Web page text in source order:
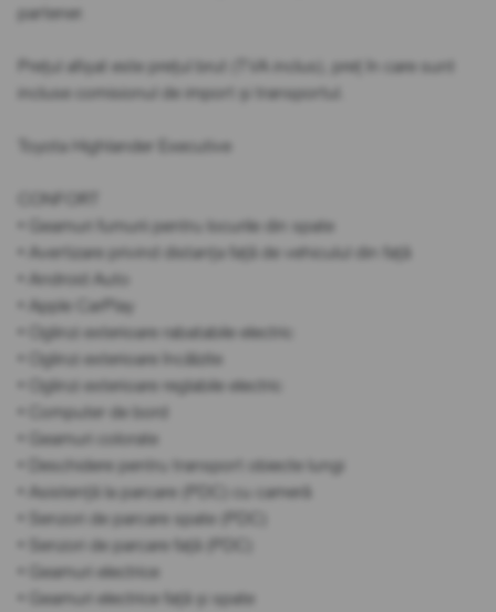
partener.
Prețul afișat este prețul brut (TVA inclus), preț în care sunt
incluse comisionul de import și transportul.
Toyota Highlander Executive
CONFORT
• Geamuri fumurii pentru locurile din spate
• Avertizare privind distanța față de vehiculul din față
• Android Auto
• Apple CarPlay
• Oglinzi exterioare rabatabile electric
• Oglinzi exterioare încălzite
• Oglinzi exterioare reglabile electric
• Computer de bord
• Geamuri colorate
• Deschidere pentru transport obiecte lungi
• Asistență la parcare (PDC) cu cameră
• Senzori de parcare spate (PDC)
• Senzori de parcare față (PDC)
• Geamuri electrice
• Geamuri electrice față și spate